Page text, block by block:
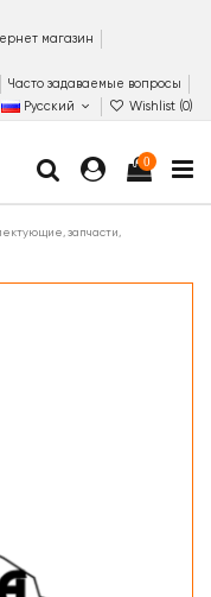
магазин
Часто задаваемые вопросы
Русский
Wishlist (0)
0
запчасти,